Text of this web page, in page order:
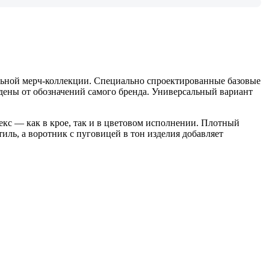
мерч-коллекции. Специально спроектированные базовые
от обозначений самого бренда. Универсальный вариант
— как в крое, так и в цветовом исполнении. Плотный
а воротник с пуговицей в тон изделия добавляет